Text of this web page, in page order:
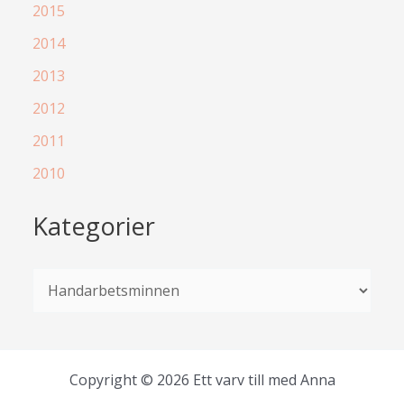
2015
2014
2013
2012
2011
2010
Kategorier
Copyright © 2026 Ett varv till med Anna